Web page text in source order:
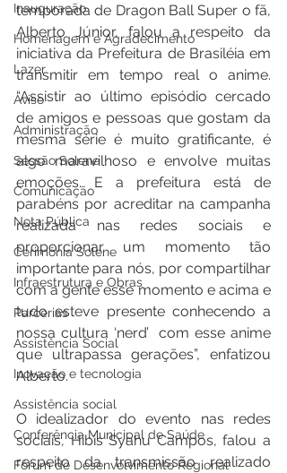
Inauguração
Homenagem e Agradecimento
Lazer
Aviso
Administração
Sessão Solene
Comunicação
Nota Pública
Cerimônia Solene
Infraestrutura e Obras
Parcerias
Assistência Social
Inovação e tecnologia
Assistência social
Conferência Municipal de Saúde
Fórum de Desenvolvimento Regional
temporada de Dragon Ball Super o fã,
Alberto Júnior, falou a respeito da
iniciativa da Prefeitura de Brasiléia em
transmitir em tempo real o anime.
“Assistir ao último episódio cercado
de amigos e pessoas que gostam da
mesma série é muito gratificante, é
algo maravilhoso e envolve muitas
emoções. E a prefeitura está de
parabéns por acreditar na campanha
realizada nas redes sociais e
proporcionar um momento tão
importante para nós, por compartilhar
com a gente esse momento e acima e
tudo esteve presente conhecendo a
nossa cultura ‘nerd’  com esse anime
que ultrapassa gerações”, enfatizou
Alberto.
O idealizador do evento nas redes
sociais, Hibis Syahu Campos, falou a
respeito da transmissão realizado